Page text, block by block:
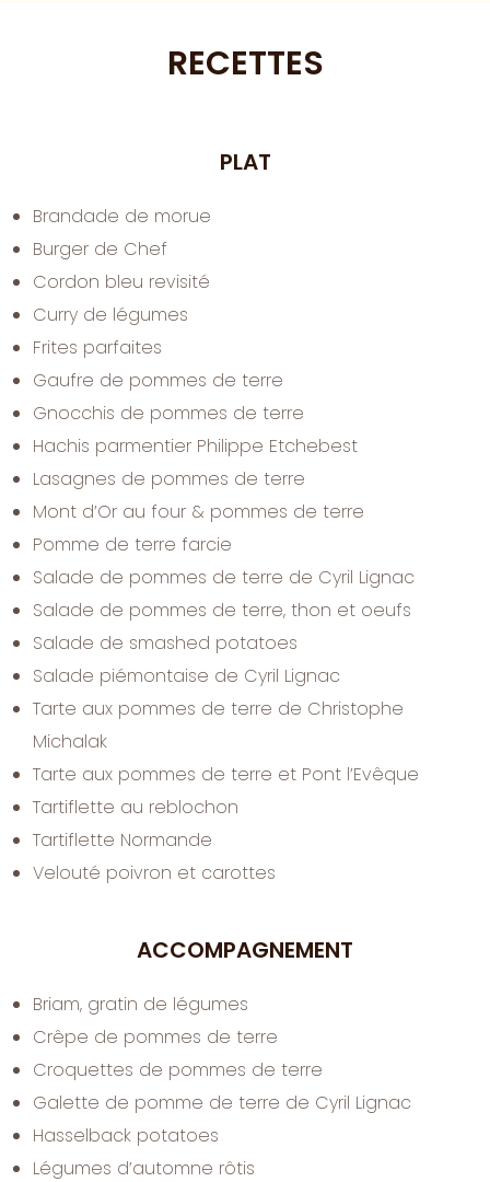
RECETTES
PLAT
Brandade de morue
Burger de Chef
Cordon bleu revisité
Curry de légumes
Frites parfaites
Gaufre de pommes de terre
Gnocchis de pommes de terre
Hachis parmentier Philippe Etchebest
Lasagnes de pommes de terre
Mont d’Or au four & pommes de terre
Pomme de terre farcie
Salade de pommes de terre de Cyril Lignac
Salade de pommes de terre, thon et oeufs
Salade de smashed potatoes
Salade piémontaise de Cyril Lignac
Tarte aux pommes de terre de Christophe
Michalak
Tarte aux pommes de terre et Pont l’Evêque
Tartiflette au reblochon
Tartiflette Normande
Velouté poivron et carottes
ACCOMPAGNEMENT
Briam, gratin de légumes
Crêpe de pommes de terre
Croquettes de pommes de terre
Galette de pomme de terre de Cyril Lignac
Hasselback potatoes
Légumes d’automne rôtis